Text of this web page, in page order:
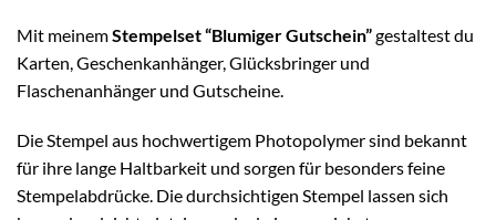
Mit meinemStempelset “Blumiger Gutschein”gestaltest du
Karten, Geschenkanhänger, Glücksbringer und
Flaschenanhänger und Gutscheine.
Die Stempel aus hochwertigem Photopolymer sind bekannt
für ihre lange Haltbarkeit und sorgen für besonders feine
Stempelabdrücke. Die durchsichtigen Stempel lassen sich